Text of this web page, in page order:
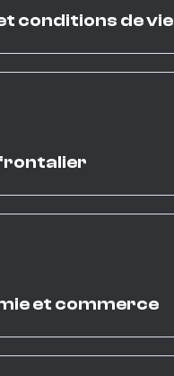
conditions de vie
et commerce